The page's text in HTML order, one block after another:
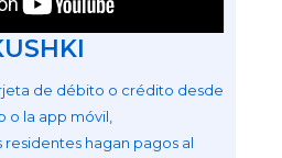
de débito o crédito desde
o la app móvil,
hagan pagos al